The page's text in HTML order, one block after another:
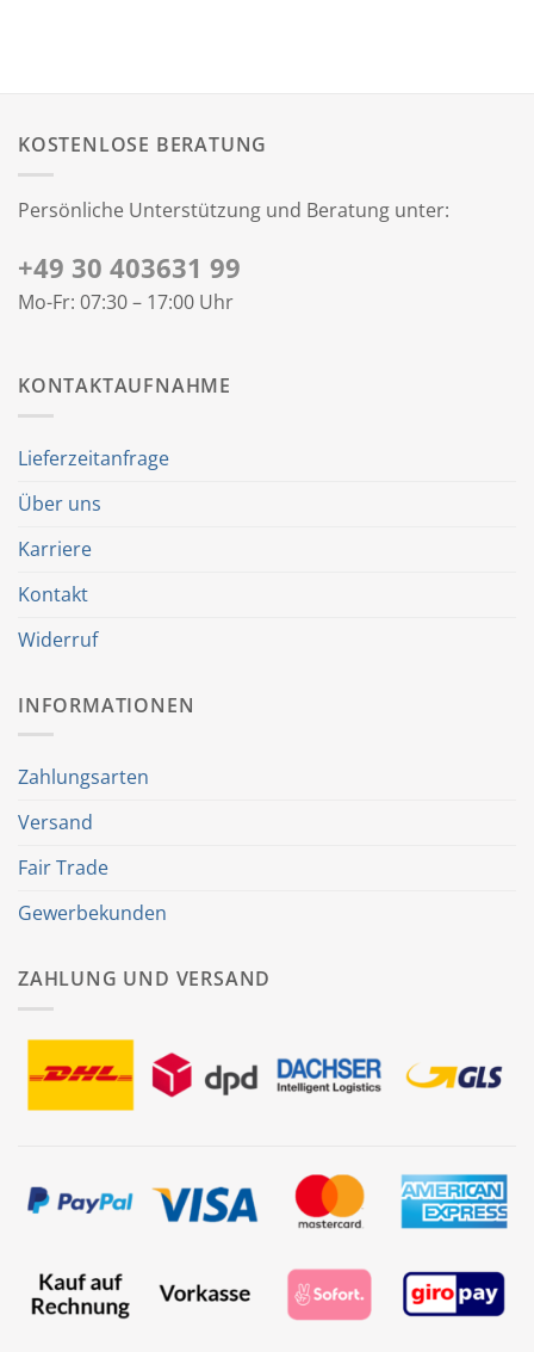
KOSTENLOSE BERATUNG
Persönliche Unterstützung und Beratung unter:
+49 30 403631 99
Mo-Fr: 07:30 – 17:00 Uhr
KONTAKTAUFNAHME
Lieferzeitanfrage
Über uns
Karriere
Kontakt
Widerruf
INFORMATIONEN
Zahlungsarten
Versand
Fair Trade
Gewerbekunden
ZAHLUNG UND VERSAND